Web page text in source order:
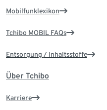
Mobilfunklexikon
Tchibo MOBIL FAQs
Entsorgung / Inhaltsstoffe
Über Tchibo
Karriere